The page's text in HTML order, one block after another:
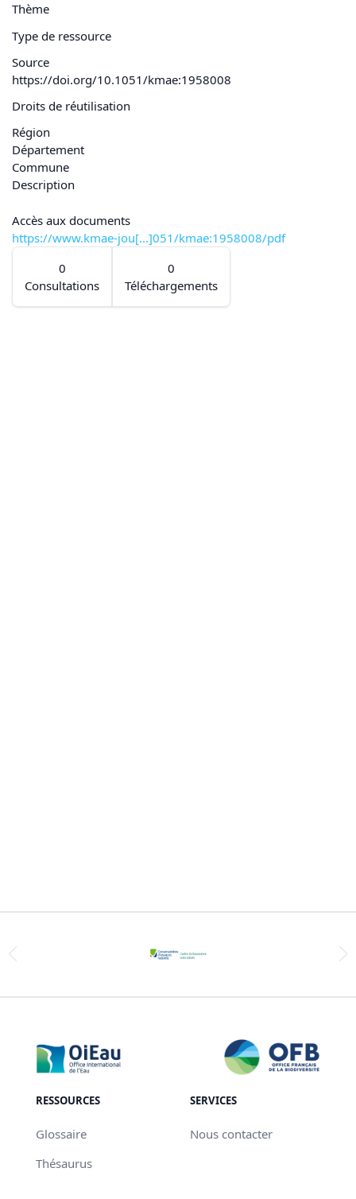
Thème
Type de ressource
Source
https://doi.org/10.1051/kmae:1958008
Droits de réutilisation
Région
Département
Commune
Description
Accès aux documents
https://www.kmae-jou[...]051/kmae:1958008/pdf
0
Consultations
0
Téléchargements
RESSOURCES
Glossaire
Thésaurus
SERVICES
Nous contacter